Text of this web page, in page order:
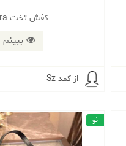
کفش تخت zara
ببینم
از کمد Sz
نو